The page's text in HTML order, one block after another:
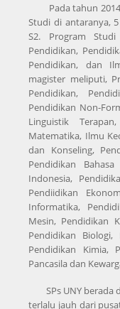
Pada tahun 2014,
Studi di antaranya,
S2. Program
Pendidikan,
Pendidikan, dan
magister meliputi,
Pendidikan,
Pendidikan Non-
Linguistik
Matematika, Ilmu
dan Konseling,
Pendidikan
Indonesia,
Pendiidikan
Informatika,
Mesin, Pendidikan
Pendidikan Biologi,
Pendidikan Kimia,
Pancasila dan
SPs UNY berada
terlalu jauh dari